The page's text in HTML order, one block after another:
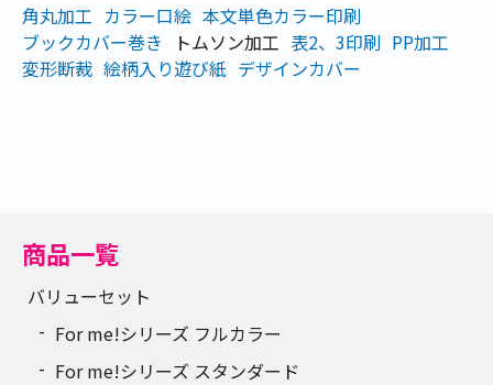
角丸加工 カラー口絵 本文単色カラー印刷
ブックカバー巻き
トムソン加工 表2、3印刷 PP加工
変形断裁 絵柄入り遊び紙 デザインカバー
商品一覧
バリューセット
For me!シリーズ フルカラー
For me!シリーズ スタンダード